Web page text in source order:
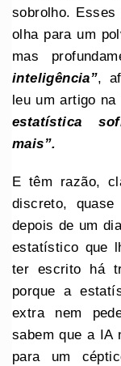
sobrolho. Esses
olha para um
mas
inteligência”,
leu um artigo
estatística
mais”.
E têm razão,
discreto,
depois de um
estatístico que
ter escrito há
porque a
extra nem
sabem que a IA
para um